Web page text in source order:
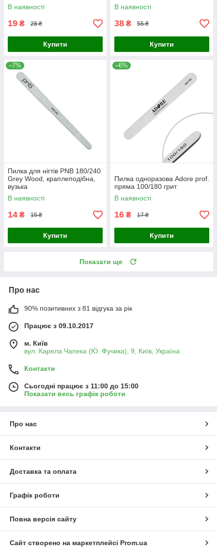
В наявності
19 ₴ 28 ₴
Купити
В наявності
38 ₴ 55 ₴
Купити
–7%
Пилка для нігтів PNB 180/240
Grey Wood, краплеподібна,
вузька
В наявності
14 ₴ 15 ₴
Купити
–6%
Пилка одноразова Adore prof.
пряма 100/180 грит
В наявності
16 ₴ 17 ₴
Купити
Показати ще
Про нас
90% позитивних з 81 відгука за рік
Працює з 09.10.2017
м. Київ
вул. Карела Чапека (Ю. Фучика), 9, Київ, Україна
Контакти
Сьогодні працює з 11:00 до 15:00
Показати весь графік роботи
Про нас
Контакти
Доставка та оплата
Графік роботи
Повна версія сайту
Сайт створено на маркетплейсі Prom.ua